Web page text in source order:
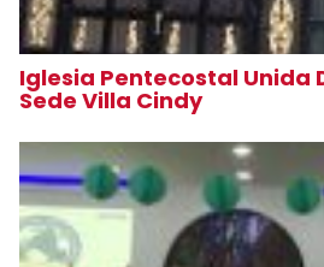
Iglesia Pentecostal Unida
Sede Villa Cindy